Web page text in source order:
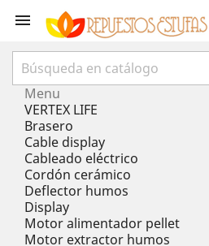

Menu
VERTEX LIFE
Brasero
Cable display
Cableado eléctrico
Cordón cerámico
Deflector humos
Display
Motor alimentador pellet
Motor extractor humos